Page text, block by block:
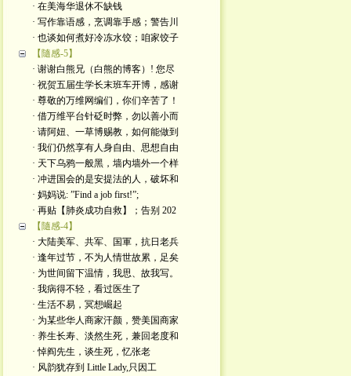
· 在美海华退休不缺钱
· 写作靠语感，烹调靠手感；警告川
· 也谈如何煮好冷冻水饺；咱家饺子
【隨感-5】
· 谢谢白熊兄（白熊的博客）! 您尽
· 祝贺五届生学长末班车开博，感谢
· 尊敬的万维网编们，你们辛苦了！
· 借万维平台针砭时弊，勿以善小而
· 请阿妞、一草博赐教，如何能做到
· 我们仍然享有人身自由、思想自由
· 天下乌鸦一般黑，墙内墙外一个样
· 冲进国会的是安提法的人，破坏和
· 妈妈说: ”Find a job first!”;
· 再贴【肺炎成功自救】；告别 202
【隨感-4】
· 大陆美军、共军、国軍，抗日老兵
· 逢年过节，不为人情世故累，足矣
· 为世间留下温情，我思、故我写。
· 我病得不轻，看过医生了
· 生活不易，冥想崛起
· 为某些华人商家汗颜，赞美国商家
· 养生长寿、淡然生死，兼回老度和
· 悼阎先生，谈生死，忆张老
· 风韵犹存到 Little Lady,只因工